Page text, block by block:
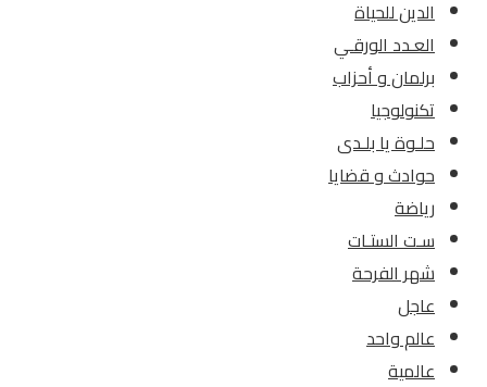
الدين للحياة
العـدد الورقـي
برلمان و أحزاب
تكنولوجيا
حلـوة يا بلـدى
حوادث و قضايا
رياضة
سـت الستـات
شهر الفرحة
عاجل
عالم واحد
عالمية